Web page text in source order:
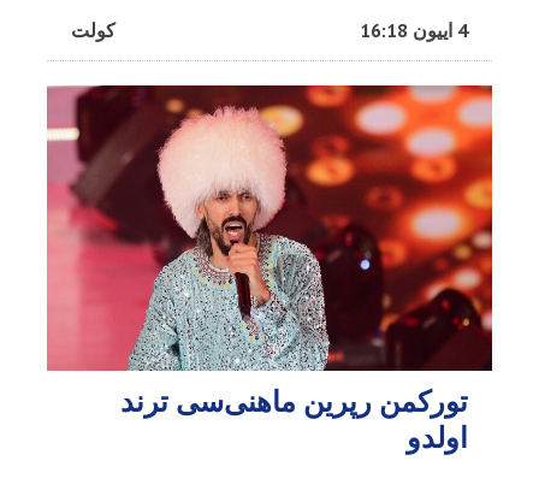
کولت 4 اییون 16:18
تورکمن رپرین ماهنی‌سی ترند
اولدو